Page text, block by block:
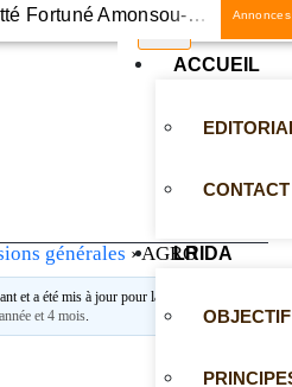
Annonces
Hommage à notre cher regretté Fortuné Amonsou-Biaou
Renforcement des capacités des acteurs du développement sur la facilitation des plateformes d’innovation
Création de nouvelles agences de développement agricole au Bénin
ACCUEIL
CONTACT
LRIDA
OBJECTIF
générales ›AGRO
et a été mis à jour pour la dernière fois par
et 4 mois.